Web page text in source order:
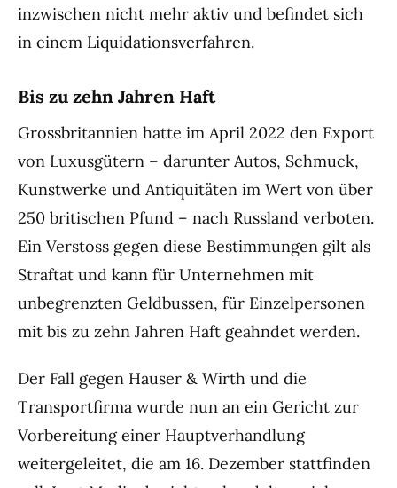
inzwischen nicht mehr aktiv und befindet sich
in einem Liquidationsverfahren.
Bis zu zehn Jahren Haft
Grossbritannien hatte im April 2022 den Export
von Luxusgütern – darunter Autos, Schmuck,
Kunstwerke und Antiquitäten im Wert von über
250 britischen Pfund – nach Russland verboten.
Ein Verstoss gegen diese Bestimmungen gilt als
Straftat und kann für Unternehmen mit
unbegrenzten Geldbussen, für Einzelpersonen
mit bis zu zehn Jahren Haft geahndet werden.
Der Fall gegen Hauser & Wirth und die
Transportfirma wurde nun an ein Gericht zur
Vorbereitung einer Hauptverhandlung
weitergeleitet, die am 16. Dezember stattfinden